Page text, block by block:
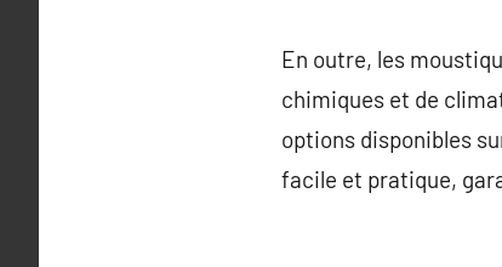
En outre, les
chimiques et de
options disponibles
facile et pratique,